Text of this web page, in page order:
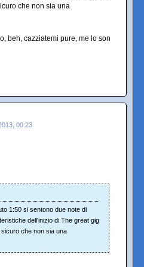
che non sia una
beh, cazziatemi pure, me lo son
00:23
1:50 si sentono due note di
dell'inizio di The great gig
che non sia una